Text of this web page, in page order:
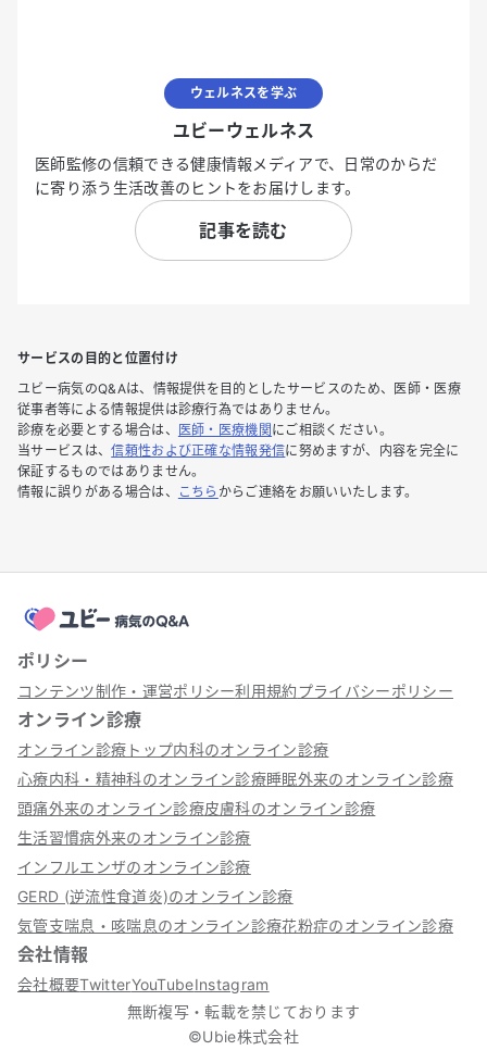
ウェルネスを学ぶ
ユビーウェルネス
医師監修の信頼できる健康情報メディアで、日常のからだ
に寄り添う生活改善のヒントをお届けします。
記事を読む
サービスの目的と位置付け
ユビー病気のQ&Aは、情報提供を目的としたサービスのため、医師・医療
従事者等による情報提供は診療行為ではありません。
診療を必要とする場合は、
医師・医療機関 にご相談ください。
当サービスは、信頼性および正確な情報発信に努めますが、内容を完全に
保証するものではありません。
情報に誤りがある場合は、
こちら からご連絡をお願いいたします。
ポリシー
コンテンツ制作・運営ポリシー利用規約プライバシーポリシー
オンライン診療
オンライン診療トップ内科のオンライン診療
心療内科・精神科のオンライン診療睡眠外来のオンライン診療
頭痛外来のオンライン診療皮膚科のオンライン診療
生活習慣病外来のオンライン診療
インフルエンザのオンライン診療
GERD (逆流性食道炎)のオンライン診療
気管支喘息・咳喘息のオンライン診療花粉症のオンライン診療
会社情報
会社概要TwitterYouTubeInstagram
無断複写・転載を禁じております
©Ubie株式会社